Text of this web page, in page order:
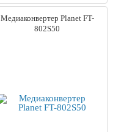
Медиаконвертер Planet FT-
802S50